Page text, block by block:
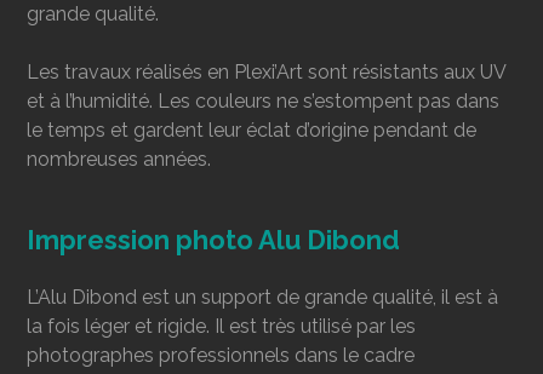
grande qualité.
Les travaux réalisés en Plexi’Art sont résistants aux UV
et à l’humidité. Les couleurs ne s’estompent pas dans
le temps et gardent leur éclat d’origine pendant de
nombreuses années.
Impression photo Alu Dibond
L’Alu Dibond est un support de grande qualité, il est à
la fois léger et rigide. Il est très utilisé par les
photographes professionnels dans le cadre